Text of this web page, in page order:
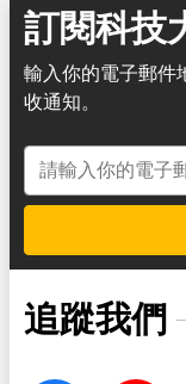
訂閱科技
輸入你的電子郵件
收通知。
電子郵件地址
追蹤我們